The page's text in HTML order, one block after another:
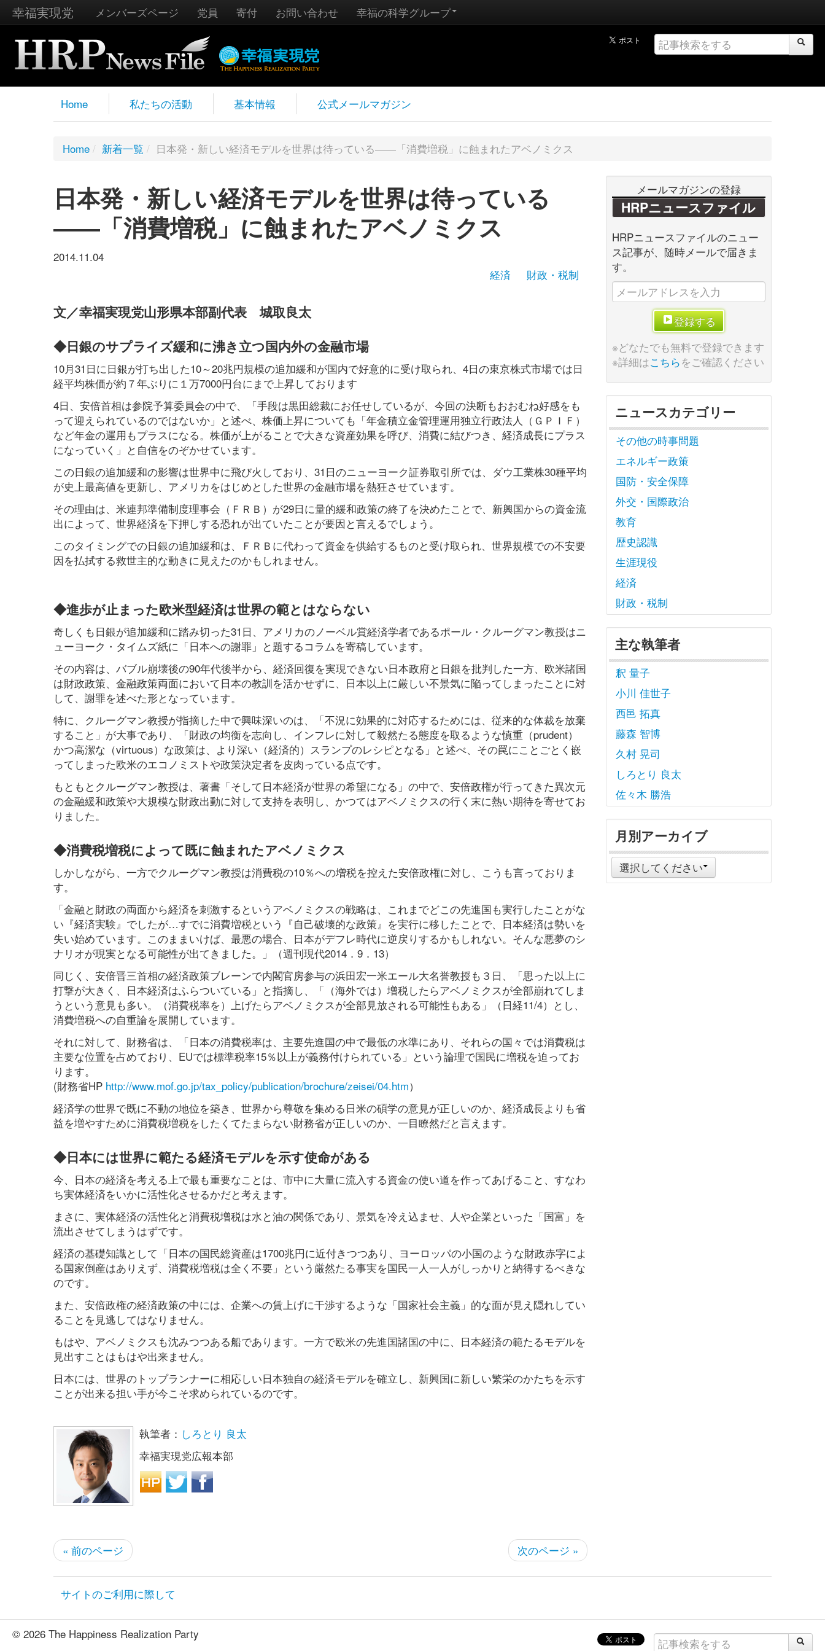
幸福実現党 メンバーズページ 党員 寄付 お問い合わせ 幸福の科学グループ
Home 私たちの活動 基本情報 公式メールマガジン
Home / 新着一覧 / 日本発・新しい経済モデルを世界は待っている――「消費増税」に蝕まれたアベノミクス
日本発・新しい経済モデルを世界は待っている
――「消費増税」に蝕まれたアベノミクス
2014.11.04
経済
財政・税制
文／幸福実現党山形県本部副代表 城取良太
◆日銀のサプライズ緩和に沸き立つ国内外の金融市場
10月31日に日銀が打ち出した10～20兆円規模の追加緩和が国内で好意的に受け取られ、4日の東京株式市場では日
経平均株価が約７年ぶりに１万7000円台にまで上昇しております
4日、安倍首相は参院予算委員会の中で、「手段は黒田総裁にお任せしているが、今回の決断もおおむね好感をも
って迎えられているのではないか」と述べ、株価上昇についても「年金積立金管理運用独立行政法人（ＧＰＩＦ）
など年金の運用もプラスになる。株価が上がることで大きな資産効果を呼び、消費に結びつき、経済成長にプラス
になっていく」と自信をのぞかせています。
この日銀の追加緩和の影響は世界中に飛び火しており、31日のニューヨーク証券取引所では、ダウ工業株30種平均
が史上最高値を更新し、アメリカをはじめとした世界の金融市場を熱狂させています。
その理由は、米連邦準備制度理事会（ＦＲＢ）が29日に量的緩和政策の終了を決めたことで、新興国からの資金流
出によって、世界経済を下押しする恐れが出ていたことが要因と言えるでしょう。
このタイミングでの日銀の追加緩和は、ＦＲＢに代わって資金を供給するものと受け取られ、世界規模での不安要
因を払拭する救世主的な動きに見えたのかもしれません。
◆進歩が止まった欧米型経済は世界の範とはならない
奇しくも日銀が追加緩和に踏み切った31日、アメリカのノーベル賞経済学者であるポール・クルーグマン教授はニ
ューヨーク・タイムズ紙に「日本への謝罪」と題するコラムを寄稿しています。
その内容は、バブル崩壊後の90年代後半から、経済回復を実現できない日本政府と日銀を批判した一方、欧米諸国
は財政政策、金融政策両面において日本の教訓を活かせずに、日本以上に厳しい不景気に陥ってしまったことに対
して、謝罪を述べた形となっています。
特に、クルーグマン教授が指摘した中で興味深いのは、「不況に効果的に対応するためには、従来的な体裁を放棄
すること」が大事であり、「財政の均衡を志向し、インフレに対して毅然たる態度を取るような慎重（prudent）
かつ高潔な（virtuous）な政策は、より深い（経済的）スランプのレシピとなる」と述べ、その罠にことごとく嵌
ってしまった欧米のエコノミストや政策決定者を皮肉っている点です。
もともとクルーグマン教授は、著書「そして日本経済が世界の希望になる」の中で、安倍政権が行ってきた異次元
の金融緩和政策や大規模な財政出動に対して支持を表明し、かつてはアベノミクスの行く末に熱い期待を寄せてお
りました。
◆消費税増税によって既に蝕まれたアベノミクス
しかしながら、一方でクルーグマン教授は消費税の10％への増税を控えた安倍政権に対し、こうも言っておりま
す。
「金融と財政の両面から経済を刺激するというアベノミクスの戦略は、これまでどこの先進国も実行したことがな
い『経済実験』でしたが…すでに消費増税という『自己破壊的な政策』を実行に移したことで、日本経済は勢いを
失い始めています。このままいけば、最悪の場合、日本がデフレ時代に逆戻りするかもしれない。そんな悪夢のシ
ナリオが現実となる可能性が出てきました。」（週刊現代2014．9．13）
同じく、安倍晋三首相の経済政策ブレーンで内閣官房参与の浜田宏一米エール大名誉教授も３日、「思った以上に
打撃が大きく、日本経済はふらついている」と指摘し、「（海外では）増税したらアベノミクスが全部崩れてしま
うという意見も多い。（消費税率を）上げたらアベノミクスが全部見放される可能性もある」（日経11/4）とし、
消費増税への自重論を展開しています。
それに対して、財務省は、「日本の消費税率は、主要先進国の中で最低の水準にあり、それらの国々では消費税は
主要な位置を占めており、EUでは標準税率15％以上が義務付けられている」という論理で国民に増税を迫ってお
ります。
(財務省HP http://www.mof.go.jp/tax_policy/publication/brochure/zeisei/04.htm）
経済学の世界で既に不動の地位を築き、世界から尊敬を集める日米の碩学の意見が正しいのか、経済成長よりも省
益を増やすために消費税増税をしたくてたまらない財務省が正しいのか、一目瞭然だと言えます。
◆日本には世界に範たる経済モデルを示す使命がある
今、日本の経済を考える上で最も重要なことは、市中に大量に流入する資金の使い道を作ってあげること、すなわ
ち実体経済をいかに活性化させるかだと考えます。
まさに、実体経済の活性化と消費税増税は水と油の関係であり、景気を冷え込ませ、人や企業といった「国富」を
流出させてしまうはずです。
経済の基礎知識として「日本の国民総資産は1700兆円に近付きつつあり、ヨーロッパの小国のような財政赤字によ
る国家倒産はありえず、消費税増税は全く不要」という厳然たる事実を国民一人一人がしっかりと納得するべきな
のです。
また、安倍政権の経済政策の中には、企業への賃上げに干渉するような「国家社会主義」的な面が見え隠れしてい
ることを見逃してはなりません。
もはや、アベノミクスも沈みつつある船であります。一方で欧米の先進国諸国の中に、日本経済の範たるモデルを
見出すことはもはや出来ません。
日本には、世界のトップランナーに相応しい日本独自の経済モデルを確立し、新興国に新しい繁栄のかたちを示す
ことが出来る担い手が今こそ求められているのです。
執筆者： しろとり 良太
幸福実現党広報本部
« 前のページ 次のページ »
メールマガジンの登録
HRPニュースファイル
HRPニュースファイルのニュー
ス記事が、随時メールで届きま
す。
登録する
※どなたでも無料で登録できます
※詳細はこちらをご確認ください
ニュースカテゴリー
その他の時事問題
エネルギー政策
国防・安全保障
外交・国際政治
教育
歴史認識
生涯現役
経済
財政・税制
主な執筆者
釈 量子
小川 佳世子
西邑 拓真
藤森 智博
久村 晃司
しろとり 良太
佐々木 勝浩
月別アーカイブ
選択してください
サイトのご利用に際して
© 2026 The Happiness Realization Party